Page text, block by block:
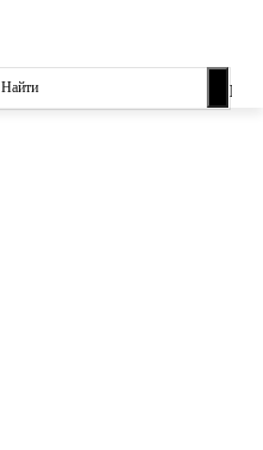
Найти